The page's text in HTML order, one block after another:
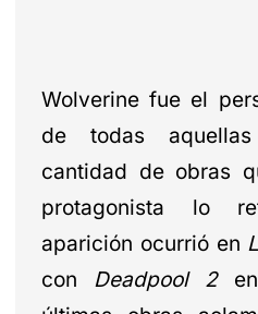
Wolverine fue el
de todas
cantidad de obras
protagonista lo
aparición ocurrió en
con Deadpool 2en